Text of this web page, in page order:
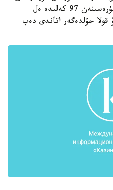
باسەكە اياقتالادى. گرەك- ريم كۇرەسىنەن 97 كەلىدە ەل
قولا جۇلدەگەر اتاندى دەپ